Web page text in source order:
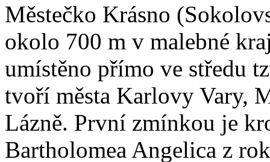
Městečko Krásno
okolo 700 m v malebné
umístěno přímo ve středu
tvoří města Karlovy Vary,
Lázně. První zmínkou je
Bartholomea Angelica z